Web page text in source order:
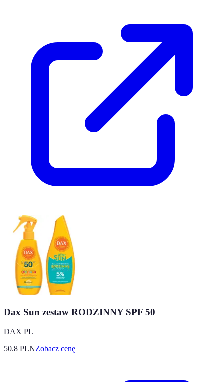
Dax Sun zestaw RODZINNY SPF 50
DAX PL
50.8 PLNZobacz cenę